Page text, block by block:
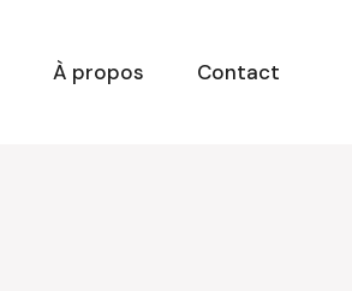
À propos Contact